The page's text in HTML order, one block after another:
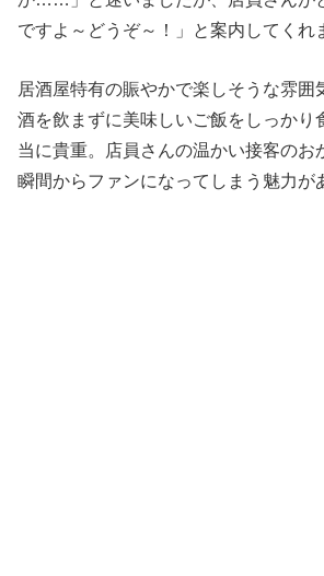
ですよ～どうぞ～！」と案内してくれ
居酒屋特有の賑やかで楽しそうな雰囲
酒を飲まずに美味しいご飯をしっかり
当に貴重。店員さんの温かい接客のお
瞬間からファンになってしまう魅力が